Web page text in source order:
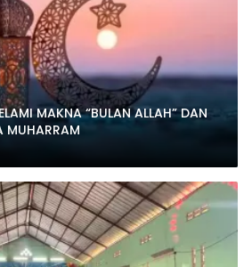
MAKNA “BULAN ALLAH” DAN
MUHARRAM